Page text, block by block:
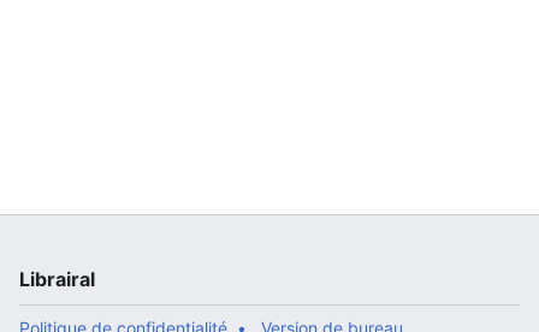
Librairal
Politique de confidentialité Version de bureau